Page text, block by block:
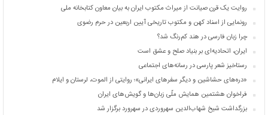
روایت یک قرن صیانت از میراث مکتوب ایران به بیان معاون کتابخانه ملی
رونمایی از اسناد کهن و مکتوب تاریخی آیین اربعین در حرم رضوی
چرا زبان فارسی در هند کم‌رنگ شد؟
ایران، اتحادیه‌ای بر بنیاد صلح و عشق است
رستاخیز شعر پارسی در رسانه‌های اجتماعی
«دره‌های حشاشین و دیگر سفرهای ایرانی»؛ روایتی از الموت، لرستان و ایلام
فراخوان هشتمین همایش ملّی زبان‌ها و گویش‌های ایران
بزرگداشت شیخ شهاب‌الدین سهروردی در سهرورد برگزار شد